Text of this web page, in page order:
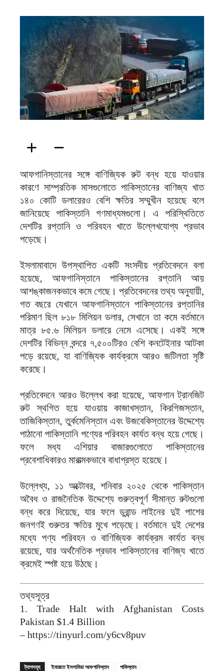
আফগানিস্তানের সঙ্গে বাণিজ্যিক রুট বন্ধ হয়ে যাওয়ার
কারণে সাম্প্রতিক মাসগুলোতে পাকিস্তানের বাণিজ্য খাত
১৪০ কোটি ডলারেরও বেশি ক্ষতির সম্মুখীন হয়েছে বলে
জানিয়েছে পাকিস্তানি গণমাধ্যমগুলো। এ পরিস্থিতিতে
দেশটির রপ্তানি ও পরিবহন খাতে উল্লেখযোগ্য প্রভাব
পড়েছে।
ইসলামাবাদে উপস্থাপিত একটি সংসদীয় প্রতিবেদনে বলা
হয়েছে, আফগানিস্তানে পাকিস্তানের রপ্তানি আয়
আশঙ্কাজনকভাবে কমে গেছে। প্রতিবেদনের তথ্য অনুযায়ী,
গত বছরে যেখানে আফগানিস্তানে পাকিস্তানের রপ্তানির
পরিমাণ ছিল ৮১৮ মিলিয়ন ডলার, সেখানে তা কমে বর্তমানে
মাত্র ৮৫.৬ মিলিয়ন ডলারে নেমে এসেছে। একই সঙ্গে
দেশটির বিভিন্ন বন্দরে ৭,৫০০টিরও বেশি কনটেইনার আটকা
পড়ে রয়েছে, যা বাণিজ্যিক কার্যক্রমে আরও জটিলতা সৃষ্টি
করেছে।
প্রতিবেদনে আরও উল্লেখ করা হয়েছে, আফগান ট্রানজিট
রুট স্থগিত হয়ে যাওয়ায় কাজাখস্তান, কিরগিজস্তান,
তাজিকিস্তান, তুর্কমেনিস্তান এবং উজবেকিস্তানের উদ্দেশ্যে
পাঠানো পাকিস্তানি পণ্যের পরিবহন কার্যত বন্ধ হয়ে গেছে।
ফলে মধ্য এশিয়ার বাজারগুলোতে পাকিস্তানের
প্রবেশাধিকারও মারাত্মকভাবে বাধাগ্রস্ত হয়েছে।
উল্লেখ্য, ১১ অক্টোবর, শনিবার ২০২৫ থেকে পাকিস্তান
অবৈধ ও রাজনৈতিক উদ্দেশ্যে গুরুত্বপূর্ণ সীমান্ত রুটগুলো
বন্ধ করে দিয়েছে, যার ফলে ডুরান্ড লাইনের দুই পাশের
জনগণই গুরুতর ক্ষতির মুখে পড়েছে। বর্তমানে দুই দেশের
মধ্যে পণ্য পরিবহন ও বাণিজ্যিক কার্যক্রম কার্যত বন্ধ
রয়েছে, যার অর্থনৈতিক প্রভাব পাকিস্তানের বাণিজ্য খাতে
ক্রমেই স্পষ্ট হয়ে উঠছে।
তথ্যসূত্র
1. Trade Halt with Afghanistan Costs
Pakistan $1.4 Billion
– https://tinyurl.com/y6cv8puv
ট্যাগসমূহ ইমারাতে ইসলামিয়া আফগানিস্তান পাকিস্তান